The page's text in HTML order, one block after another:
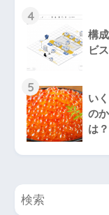
4
構
ビ
5
い
の
は？